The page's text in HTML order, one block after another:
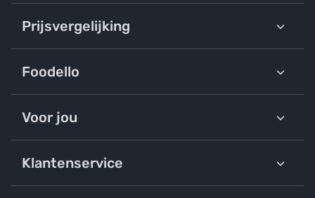
Prijsvergelijking
Foodello
Voor jou
Klantenservice